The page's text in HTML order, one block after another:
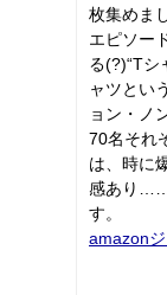
枚集めま
エピソー
る(?)“Tシ
ャツとい
ョン・ノ
70名それ
は、時に
感あり……
す。
amazon